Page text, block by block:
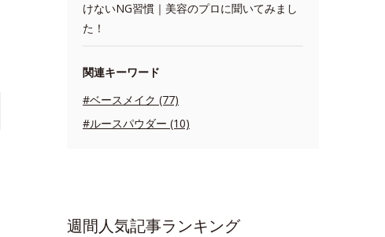
けないNG習慣｜美容のプロに聞いてみまし
た！
関連キーワード
#ベースメイク (77)
#ルースパウダー (10)
週間人気記事ランキング